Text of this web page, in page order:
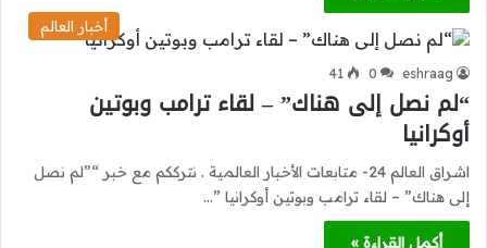
أخبار العالم
eshraag
0
41
“لم نصل إلى هناك” – لقاء ترامب وبوتين
أوكرانيا
اشراق العالم 24- متابعات الأخبار العالمية . نترككم مع خبر “”لم نصل
إلى هناك” – لقاء ترامب وبوتين أوكرانيا ”…
أكمل القراءة »